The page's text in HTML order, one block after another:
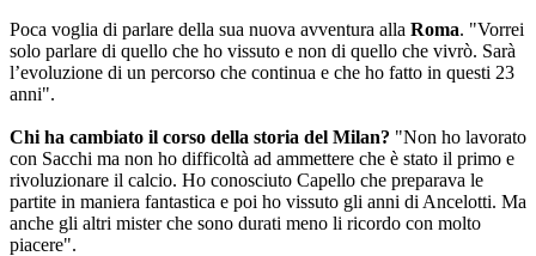
Poca voglia di parlare della sua nuova avventura alla Roma. "Vorrei
solo parlare di quello che ho vissuto e non di quello che vivrò. Sarà
l’evoluzione di un percorso che continua e che ho fatto in questi 23
anni".
Chi ha cambiato il corso della storia del Milan? "Non ho lavorato
con Sacchi ma non ho difficoltà ad ammettere che è stato il primo e
rivoluzionare il calcio. Ho conosciuto Capello che preparava le
partite in maniera fantastica e poi ho vissuto gli anni di Ancelotti. Ma
anche gli altri mister che sono durati meno li ricordo con molto
piacere".